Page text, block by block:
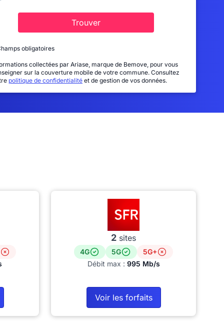
Trouver
obligatoires
collectées par Ariase, marque de Bemove, pour vous
sur la couverture mobile de votre commune. Consultez
politique de confidentialité et de gestion de vos données.
2 sites
4G 5G
5G+
Débit max : 995 Mb/s
Voir les forfaits